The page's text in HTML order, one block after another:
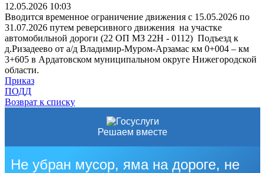
12.05.2026 10:03
Вводится временное ограничение движения с 15.05.2026 по
31.07.2026 путем реверсивного движения на участке
автомобильной дороги (22 ОП МЗ 22Н - 0112) Подъезд к
д.Ризадеево от а/д Владимир-Муром-Арзамас км 0+004 – км
3+605 в Ардатовском муниципальном округе Нижегородской
области.
Приказ
ПОДД
Возврат к списку
Решаем вместе
Не убран мусор, яма на дороге, не